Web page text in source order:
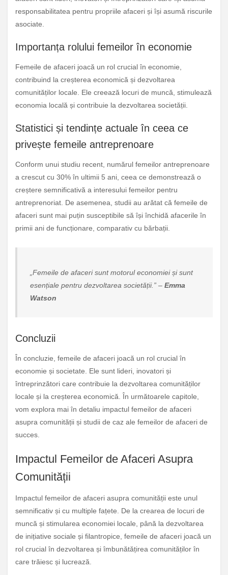
responsabilitatea pentru propriile afaceri și își asumă riscurile
asociate.
Importanța rolului femeilor în economie
Femeile de afaceri joacă un rol crucial în economie,
contribuind la creșterea economică și dezvoltarea
comunităților locale. Ele creează locuri de muncă, stimulează
economia locală și contribuie la dezvoltarea societății.
Statistici și tendințe actuale în ceea ce
privește femeile antreprenoare
Conform unui studiu recent, numărul femeilor antreprenoare
a crescut cu 30% în ultimii 5 ani, ceea ce demonstrează o
creștere semnificativă a interesului femeilor pentru
antreprenoriat. De asemenea, studii au arătat că femeile de
afaceri sunt mai puțin susceptibile să își închidă afacerile în
primii ani de funcționare, comparativ cu bărbații.
„Femeile de afaceri sunt motorul economiei și sunt
esențiale pentru dezvoltarea societății.” – Emma
Watson
Concluzii
În concluzie, femeile de afaceri joacă un rol crucial în
economie și societate. Ele sunt lideri, inovatori și
întreprinzători care contribuie la dezvoltarea comunităților
locale și la creșterea economică. În următoarele capitole,
vom explora mai în detaliu impactul femeilor de afaceri
asupra comunității și studii de caz ale femeilor de afaceri de
succes.
Impactul Femeilor de Afaceri Asupra
Comunității
Impactul femeilor de afaceri asupra comunității este unul
semnificativ și cu multiple fațete. De la crearea de locuri de
muncă și stimularea economiei locale, până la dezvoltarea
de inițiative sociale și filantropice, femeile de afaceri joacă un
rol crucial în dezvoltarea și îmbunătățirea comunităților în
care trăiesc și lucrează.